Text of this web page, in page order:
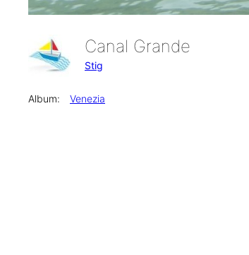
Canal Grande
Stig
Album: Venezia